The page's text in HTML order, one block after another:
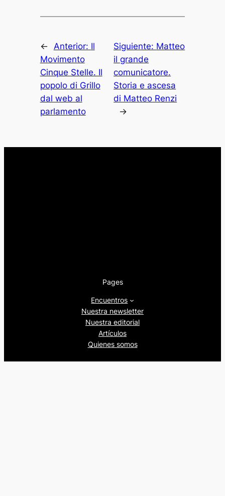
← Anterior: Il
Movimento
Cinque Stelle. Il
popolo di Grillo
dal web al
parlamento
Siguiente: Matteo
il grande
comunicatore.
Storia e ascesa
di Matteo Renzi
→
Pages
Encuentros
Nuestra newsletter
Nuestra editorial
Artículos
Quienes somos